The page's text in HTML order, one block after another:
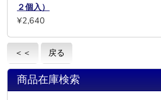
２個入）
¥2,640
＜＜ 戻る
商品在庫検索